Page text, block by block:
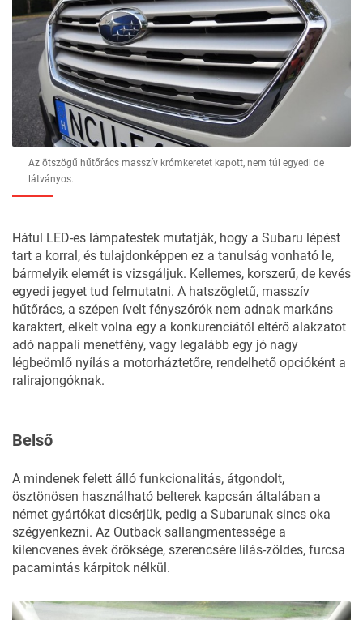
Az ötszögű hűtőrács masszív krómkeretet kapott, nem túl egyedi de
látványos.
Hátul LED-es lámpatestek mutatják, hogy a Subaru lépést
tart a korral, és tulajdonképpen ez a tanulság vonható le,
bármelyik elemét is vizsgáljuk. Kellemes, korszerű, de kevés
egyedi jegyet tud felmutatni. A hatszögletű, masszív
hűtőrács, a szépen ívelt fényszórók nem adnak markáns
karaktert, elkelt volna egy a konkurenciától eltérő alakzatot
adó nappali menetfény, vagy legalább egy jó nagy
légbeömlő nyílás a motorháztetőre, rendelhető opcióként a
ralirajongóknak.
Belső
A mindenek felett álló funkcionalitás, átgondolt,
ösztönösen használható belterek kapcsán általában a
német gyártókat dicsérjük, pedig a Subarunak sincs oka
szégyenkezni. Az Outback sallangmentessége a
kilencvenes évek öröksége, szerencsére lilás-zöldes, furcsa
pacamintás kárpitok nélkül.